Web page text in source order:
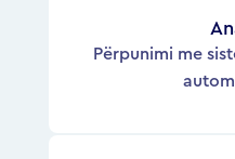
Përpunimi me